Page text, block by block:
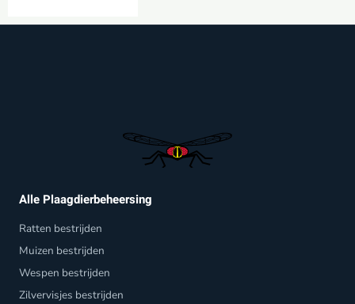
Alle Plaagdierbeheersing
Ratten bestrijden
Muizen bestrijden
Wespen bestrijden
Zilvervisjes bestrijden